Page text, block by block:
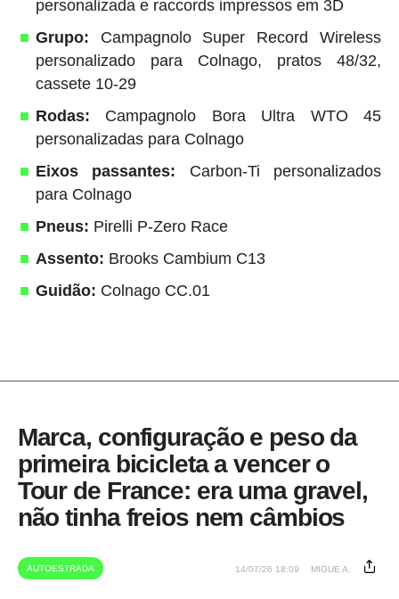
personalizada e raccords impressos em 3D
Grupo: Campagnolo Super Record Wireless
personalizado para Colnago, pratos 48/32,
cassete 10-29
Rodas: Campagnolo Bora Ultra WTO 45
personalizadas para Colnago
Eixos passantes: Carbon-Ti personalizados
para Colnago
Pneus: Pirelli P-Zero Race
Assento: Brooks Cambium C13
Guidão: Colnago CC.01
Marca, configuração e peso da
primeira bicicleta a vencer o
Tour de France: era uma gravel,
não tinha freios nem câmbios
AUTOESTRADA 14/07/26 18:09 MIGUE A.